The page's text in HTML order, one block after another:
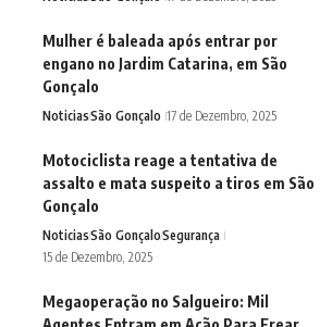
Mulher é baleada após entrar por
engano no Jardim Catarina, em São
Gonçalo
NoticiasSão Gonçalo 17 de Dezembro, 2025
Motociclista reage a tentativa de
assalto e mata suspeito a tiros em São
Gonçalo
NoticiasSão GonçaloSegurança
15 de Dezembro, 2025
Megaoperação no Salgueiro: Mil